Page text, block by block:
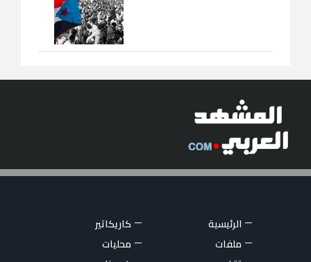
الرئيسية
كاريكاتير
ملفات
محليات